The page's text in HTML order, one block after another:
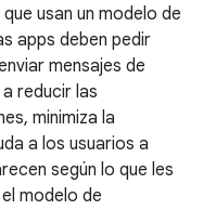
usan un modelo de
apps deben pedir
mensajes de
reducir las
minimiza la
a los usuarios a
según lo que les
modelo de